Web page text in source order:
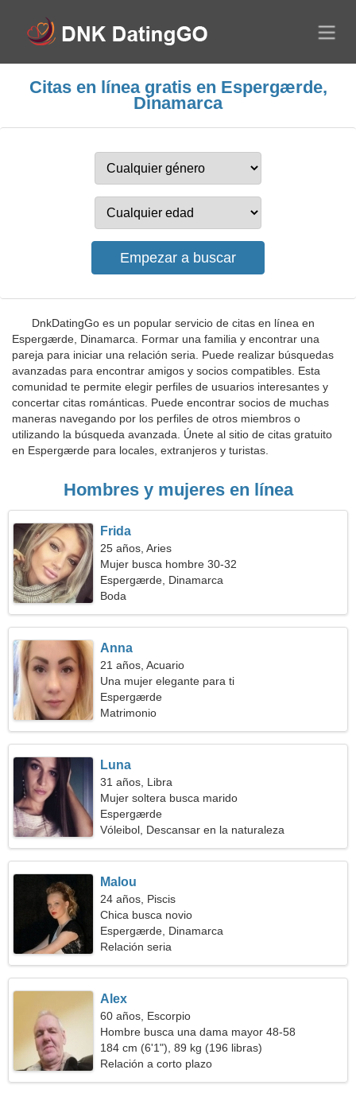
Citas en línea gratis en Espergærde,
Dinamarca
DnkDatingGo es un popular servicio de citas en línea en
Espergærde, Dinamarca. Formar una familia y encontrar una
pareja para iniciar una relación seria. Puede realizar búsquedas
avanzadas para encontrar amigos y socios compatibles. Esta
comunidad te permite elegir perfiles de usuarios interesantes y
concertar citas románticas. Puede encontrar socios de muchas
maneras navegando por los perfiles de otros miembros o
utilizando la búsqueda avanzada. Únete al sitio de citas gratuito
en Espergærde para locales, extranjeros y turistas.
Hombres y mujeres en línea
Frida
25 años, Aries
Mujer busca hombre 30-32
Espergærde, Dinamarca
Boda
Anna
21 años, Acuario
Una mujer elegante para ti
Espergærde
Matrimonio
Luna
31 años, Libra
Mujer soltera busca marido
Espergærde
Vóleibol, Descansar en la naturaleza
Malou
24 años, Piscis
Chica busca novio
Espergærde, Dinamarca
Relación seria
Alex
60 años, Escorpio
Hombre busca una dama mayor 48-58
184 cm (6'1"), 89 kg (196 libras)
Relación a corto plazo